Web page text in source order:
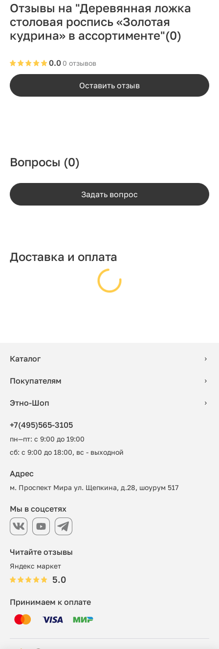
Отзывы на "Деревянная ложка
столовая роспись «Золотая
кудрина» в ассортименте"(0)
0 отзывов
0.0
Оставить отзыв
Вопросы (0)
Задать вопрос
Доставка и оплата
Каталог
Покупателям
Этно-Шоп
+7(495)565-3105
пн—пт: с 9:00 до 19:00
сб: с 9:00 до 18:00, вс - выходной
Читайте отзывы
Яндекс маркет
5.0
Адрес
м. Проспект Мира ул. Щепкина, д.28, шоурум 517
Принимаем к оплате
Мы в соцсетях